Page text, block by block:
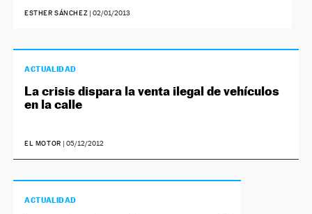
ESTHER SÁNCHEZ |02/01/2013
ACTUALIDAD
La crisis dispara la venta ilegal de vehículos
en la calle
EL MOTOR | 05/12/2012
ACTUALIDAD